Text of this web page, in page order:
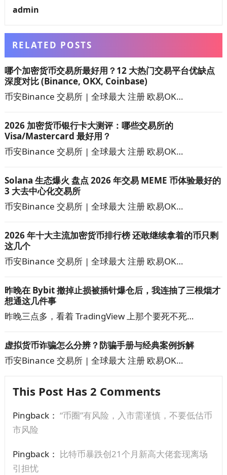
admin
RELATED POSTS
哪个加密货币交易所最好用？12 大热门交易平台优缺点
深度对比 (Binance, OKX, Coinbase)
币安Binance 交易所 | 全球最大 注册 欧易OK…
2026 加密货币银行卡大测评：哪些交易所的
Visa/Mastercard 最好用？
币安Binance 交易所 | 全球最大 注册 欧易OK…
Solana 生态爆火 盘点 2026 年交易 MEME 币体验最好的
3 大去中心化交易所
币安Binance 交易所 | 全球最大 注册 欧易OK…
2026 年十大主流加密货币排行榜 还敢继续拿着的币只剩
这几个
币安Binance 交易所 | 全球最大 注册 欧易OK…
昨晚在 Bybit 撤掉止损被插针爆仓后，我连抽了三根烟才
想通这几件事
昨晚三点多，看着 TradingView 上那个要死不死…
虚拟货币诈骗怎么分辨？防骗手册与经典案例拆解
币安Binance 交易所 | 全球最大 注册 欧易OK…
This Post Has 2 Comments
Pingback： “币圈”有风险，入市需谨慎，不要低估币
市风险
Pingback： 比特币暴跌创21个月新高大佬套现离场
引担忧